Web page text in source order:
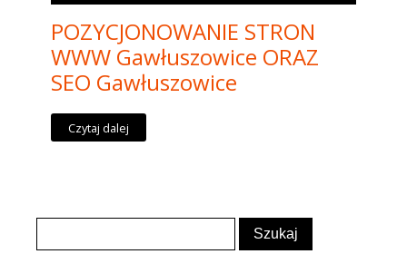
POZYCJONOWANIE STRON
WWW Gawłuszowice ORAZ
SEO Gawłuszowice
Czytaj dalej